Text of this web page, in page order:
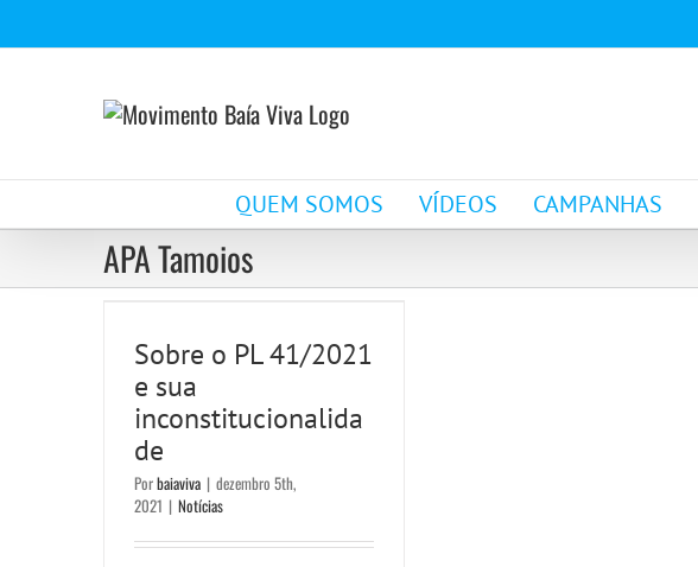
para
QUEM SOMOS VÍDEOS CAMPANHAS
APA Tamoios
Sobre o PL 41/2021 e
inconstitucionalidade
Notícias
Sobre o PL 41/2021
e sua
inconstitucionalida
de
Porbaiaviva | dezembro 5th,
2021 | Notícias